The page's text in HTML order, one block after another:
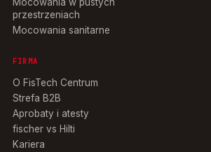
przestrzeniach
Mocowania sanitarne
FIRMA
O FisTech Centrum
Strefa B2B
Aprobaty i atesty
fischer vs Hilti
Kariera